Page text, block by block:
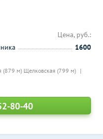
(879 м) Щелковская (799 м)
Цена, руб.:
1600
80-40